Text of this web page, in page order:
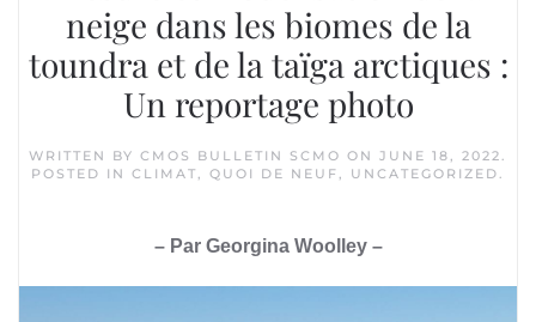
neige dans les biomes de la
toundra et de la taïga arctiques :
Un reportage photo
WRITTEN BY CMOS BULLETIN SCMO ON JUNE 18, 2022.
POSTED IN CLIMAT, QUOI DE NEUF, UNCATEGORIZED.
– Par Georgina Woolley –